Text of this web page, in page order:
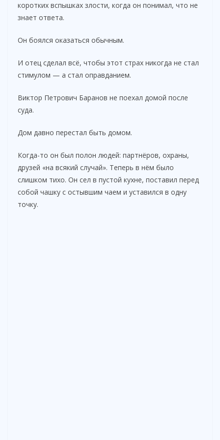
коротких вспышках злости, когда он понимал, что не
знает ответа.
Он боялся оказаться обычным.
И отец сделал всё, чтобы этот страх никогда не стал
стимулом — а стал оправданием.
Виктор Петрович Баранов не поехал домой после
суда.
Дом давно перестал быть домом.
Когда-то он был полон людей: партнёров, охраны,
друзей «на всякий случай». Теперь в нём было
слишком тихо. Он сел в пустой кухне, поставил перед
собой чашку с остывшим чаем и уставился в одну
точку.